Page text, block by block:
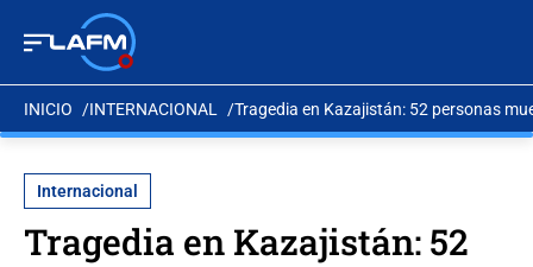
INICIO INTERNACIONAL Tragedia en Kazajistán: 52 personas
Internacional
Tragedia en Kazajistán: 52